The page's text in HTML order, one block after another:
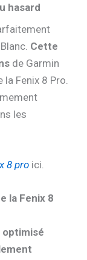
hasard
Cette
de Garmin
Fenix 8 Pro.
les
8 pro ici.
la Fenix 8
optimisé